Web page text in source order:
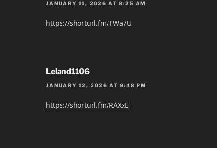
JANUARY 11, 2026 AT 8:25 AM
https://shorturl.fm/TWa7U
Leland1106
JANUARY 12, 2026 AT 9:48 PM
https://shorturl.fm/RAXxE